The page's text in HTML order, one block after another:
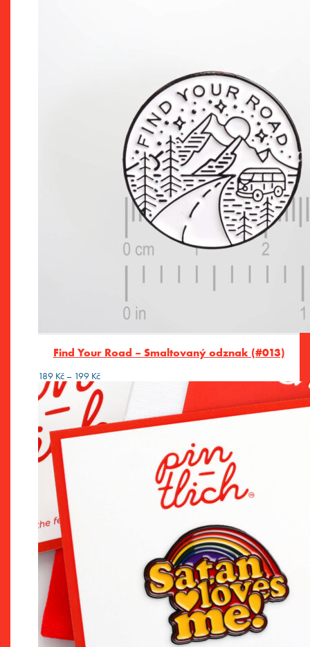
Find Your Road – Smaltovaný odznak (#013)
189 Kč – 199 KčRozpětí
cen:
189 Kč
až
199 Kč